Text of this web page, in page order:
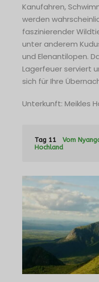
Kanufahren,
werden
faszinierender
unter anderem
und Elenantilopen.
Lagerfeuer serviert
sich für Ihre
Unterkunft: Meikles
Tag 11
Vom
Hochland